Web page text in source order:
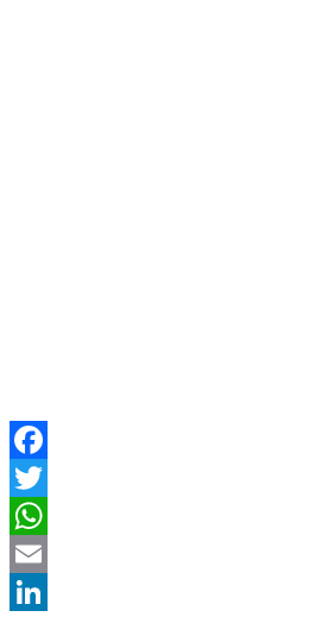
Facebook
Twitter
WhatsApp
Email